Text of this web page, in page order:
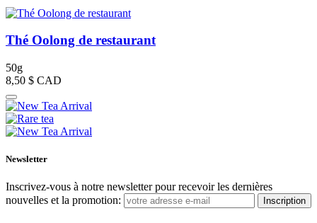
Thé Oolong de restaurant
50g
8,50 $ CAD
Newsletter
Inscrivez-vous à notre newsletter pour recevoir les dernières
nouvelles et la promotion:
Inscription